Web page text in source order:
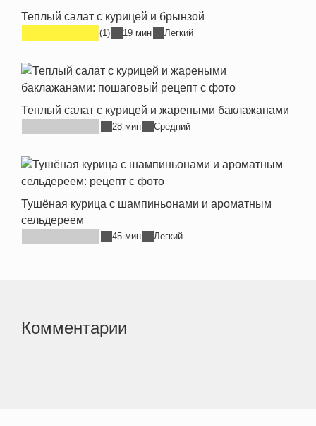
Теплый салат с курицей и брынзой
(1) 19 мин Легкий
Теплый салат с курицей и жареными баклажанами
28 мин Средний
Тушёная курица с шампиньонами и ароматным
сельдереем
45 мин Легкий
Комментарии